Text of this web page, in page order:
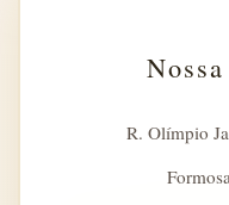
R. Olímpio